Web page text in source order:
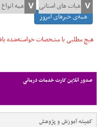
همه‌ی خبرهای امروز
هیچ مطلبی با مشخصات خواسته‌شده
صدور آنلاین کارت خدمات درمانی
کمیته آموزش و پژوهش